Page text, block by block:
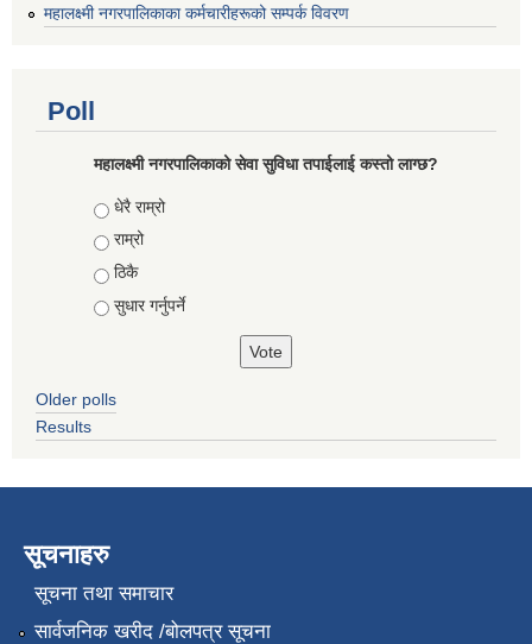
महालक्ष्मी नगरपालिकाका कर्मचारीहरूको सम्पर्क विवरण
Poll
महालक्ष्मी नगरपालिकाको सेवा सुविधा तपाईलाई कस्तो लाग्छ?
Choices
धेरै राम्रो
राम्रो
ठिकै
सुधार गर्नुपर्ने
Older polls
Results
सूचनाहरु
सूचना तथा समाचार
सार्वजनिक खरीद /बोलपत्र सूचना